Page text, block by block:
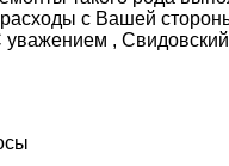
с Вашей
,